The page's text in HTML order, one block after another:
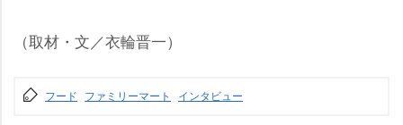
（取材・文／衣輪晋一）
フード ファミリーマート インタビュー